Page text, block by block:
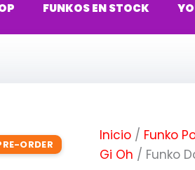
FUNKOS EN STOCK
ORDER
Inicio / Funko
Gi Oh / Funko